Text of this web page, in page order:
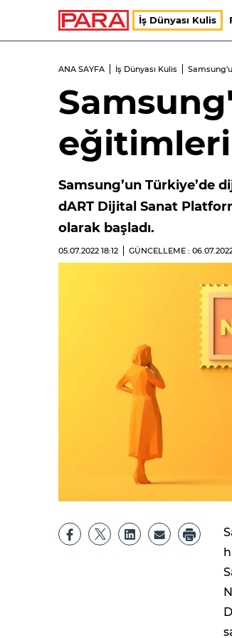
İş Dünyası Kulis
ANA SAYFA İş Dünyası Kulis
eğitimleri
Samsung’un Türkiye’de
dART Dijital Sanat
olarak başladı.
05.07.2022 18:12 GÜNCELLEME :